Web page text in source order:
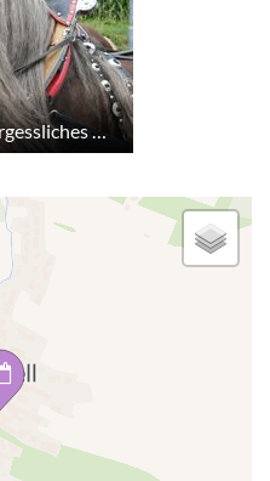
Pferdekutschfahrt - ein unvergessliches Urlaubserlebnis